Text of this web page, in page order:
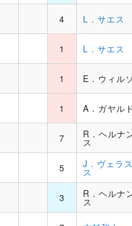
4 L．サエス
1 L．サエス
1 E．ウィル
1 A．ガヤルド
7 R．ヘルナ
ス
5 J．ヴェラ
ス
3 R．ヘルナ
ス